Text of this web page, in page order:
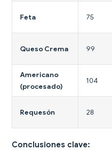
Feta 75
Queso Crema 99
Americano
(procesado)
104
Requesón 28
Conclusiones clave: